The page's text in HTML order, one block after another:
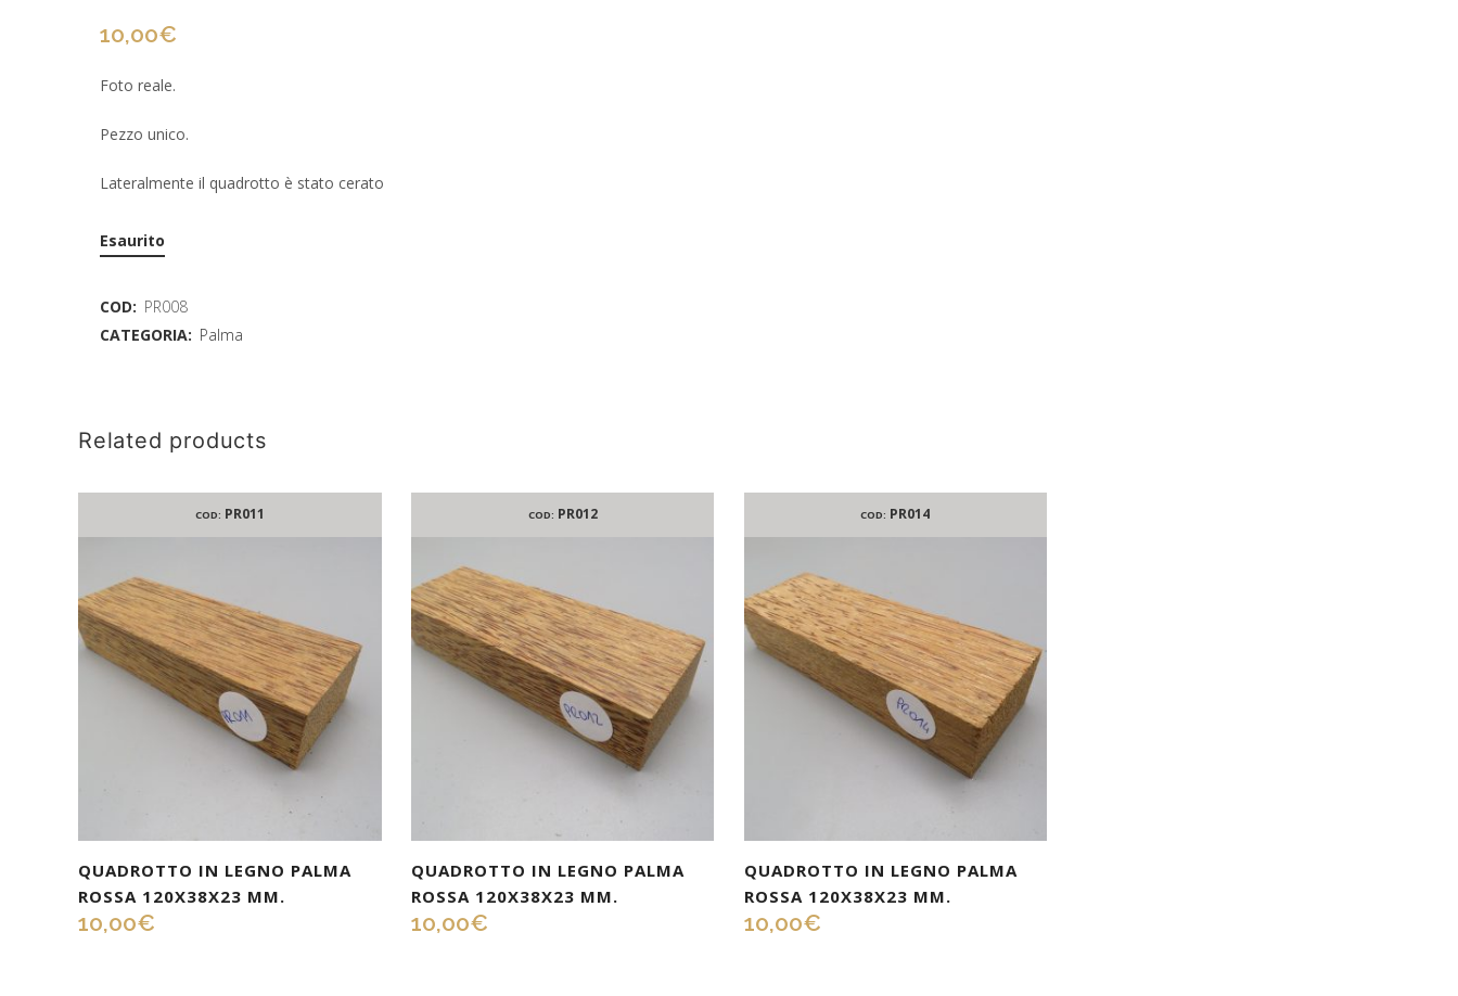
10,00€
Foto reale.
Pezzo unico.
Lateralmente il quadrotto è stato cerato
Esaurito
COD: PR008
CATEGORIA: Palma
Related products
COD: PR011
QUADROTTO IN LEGNO PALMA
ROSSA 120X38X23 MM.
10,00€
COD: PR012
QUADROTTO IN LEGNO PALMA
ROSSA 120X38X23 MM.
10,00€
COD: PR014
QUADROTTO IN LEGNO PALMA
ROSSA 120X38X23 MM.
10,00€